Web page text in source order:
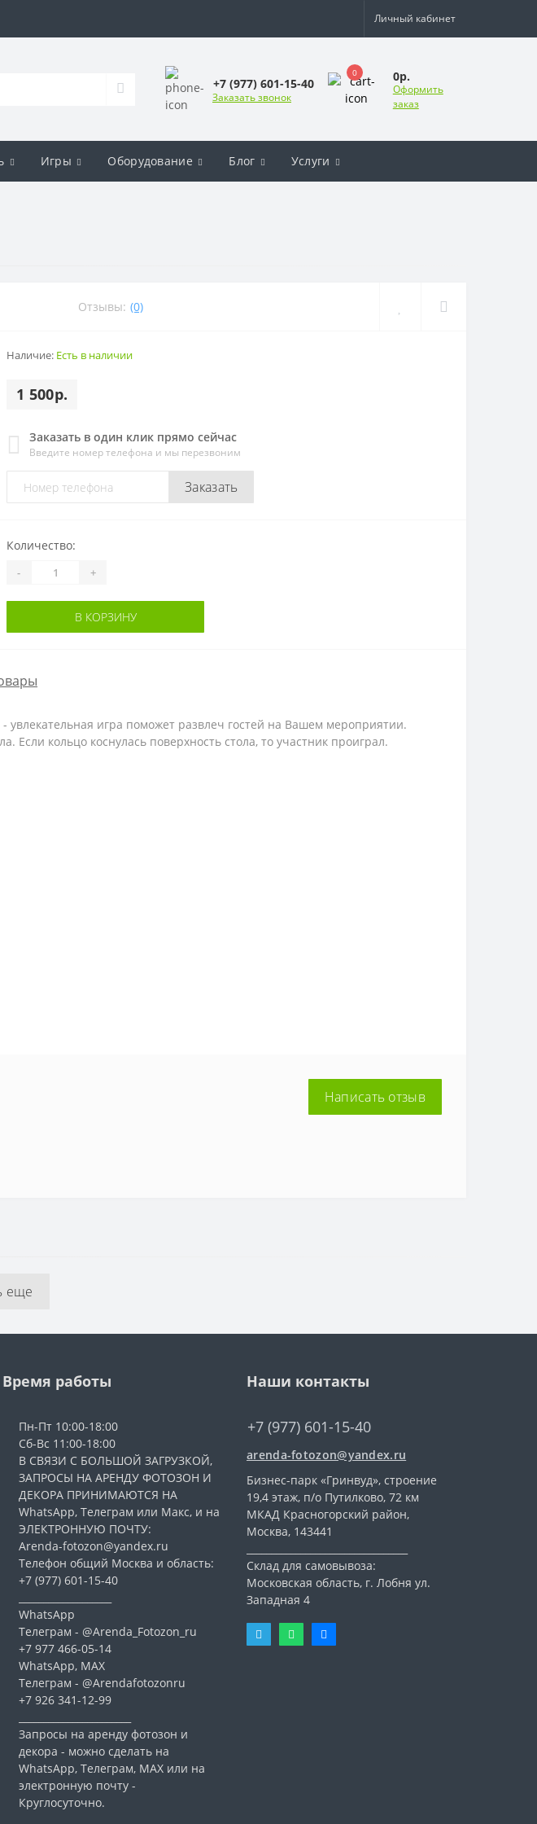
Личный кабинет
+7 (977) 601-15-40
Заказать звонок
0 0р.
Оформить
заказ
Игры Оборудование Блог Услуги
Отзывы: (0)
Наличие: Есть в наличии
1 500р.
Заказать в один клик прямо сейчас
Введите номер телефона и мы перезвоним
Заказать
Количество:
- +
В КОРЗИНУ
игра поможет развлеч гостей на Вашем мероприятии.
Если кольцо коснулась поверхность стола, то участник проиграл.
Написать отзыв
еще
Время работы
Пн-Пт 10:00-18:00
Сб-Вс 11:00-18:00
В СВЯЗИ С БОЛЬШОЙ ЗАГРУЗКОЙ,
ЗАПРОСЫ НА АРЕНДУ ФОТОЗОН И
ДЕКОРА ПРИНИМАЮТСЯ НА
WhatsApp, Телеграм или Макс, и на
ЭЛЕКТРОННУЮ ПОЧТУ:
Arenda-fotozon@yandex.ru
Телефон общий Москва и область:
+7 (977) 601-15-40
WhatsApp
Телеграм - @Arenda_Fotozon_ru
+7 977 466-05-14
WhatsApp, МАХ
Телеграм - @Arendafotozonru
+7 926 341-12-99
Запросы на аренду фотозон и
декора - можно сделать на
WhatsApp, Телеграм, МАХ или на
электронную почту -
Круглосуточно.
Наши контакты
+7 (977) 601-15-40
arenda-fotozon@yandex.ru
Бизнес-парк «Гринвуд», строение
19,4 этаж, п/о Путилково, 72 км
МКАД Красногорский район,
Москва, 143441
Склад для самовывоза:
Московская область, г. Лобня ул.
Западная 4